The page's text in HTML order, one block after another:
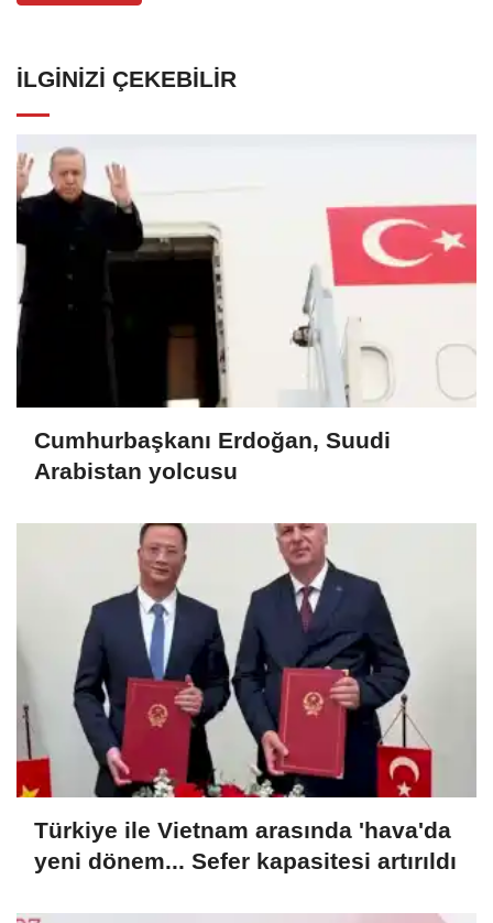
İLGINIZI ÇEKEBILIR
Cumhurbaşkanı Erdoğan, Suudi
Arabistan yolcusu
Türkiye ile Vietnam arasında 'hava'da
yeni dönem... Sefer kapasitesi artırıldı